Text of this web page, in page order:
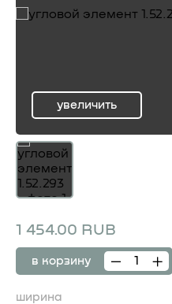
ru
увеличить
1 454.00 RUB
в корзину
ширина